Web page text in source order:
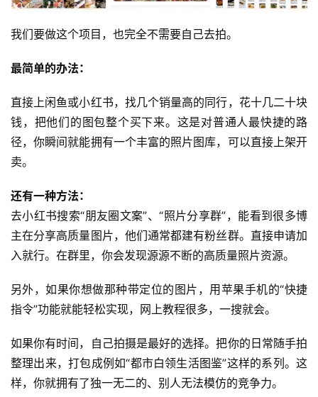
我们要做这个项目，也完全不需要自己去拍。
最简单的办法：
直接上闲鱼或小红书，找几个销量高的同行，花十几二十块
钱，把他们的图包整个买下来。这是对普通人最快捷的路
径，你瞬间就能拥有一个丰富的照片图库，可以直接上架开
卖。
还有一种方法：
去小红书搜索“朋友圈文案”、“照片分享群”，能看到很多博
主在分享高质量图片，他们通常都建有粉丝群。直接申请加
入就行。在群里，你会发现源源不断的高质量照片资源。
另外，如果你想做那种带定位的图片，用苹果手机的“快捷
指令”功能就能轻松实现，网上教程很多，一搜就会。
如果你有时间，自己拍摄是最好的选择。把你的日常随手拍
整理出来，打包成例如“都市白领生活图鉴”这样的系列。这
样，你就拥有了独一无二的、别人无法模仿的竞争力。